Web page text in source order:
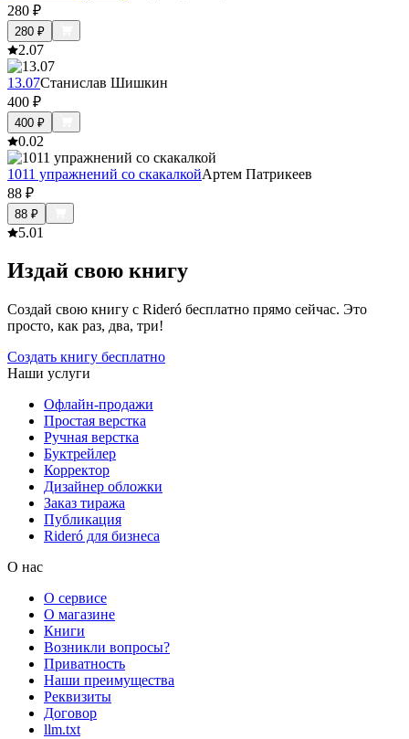
280 ₽
280 ₽
2.07
13.07Станислав Шишкин
400 ₽
400 ₽
0.02
1011 упражнений со скакалкойАртем Патрикеев
88 ₽
88 ₽
5.01
Издай свою книгу
Создай свою книгу с Rideró бесплатно прямо сейчас. Это
просто, как раз, два, три!
Создать книгу бесплатно
Наши услуги
Офлайн-продажи
Простая верстка
Ручная верстка
Буктрейлер
Корректор
Дизайнер обложки
Заказ тиража
Публикация
Rideró для бизнеса
О нас
О сервисе
О магазине
Книги
Возникли вопросы?
Приватность
Наши преимущества
Реквизиты
Договор
llm.txt